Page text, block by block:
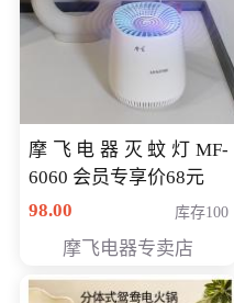
摩飞电器灭蚊灯MF-
6060 会员专享价68元
98.00
库存100
摩飞电器专卖店